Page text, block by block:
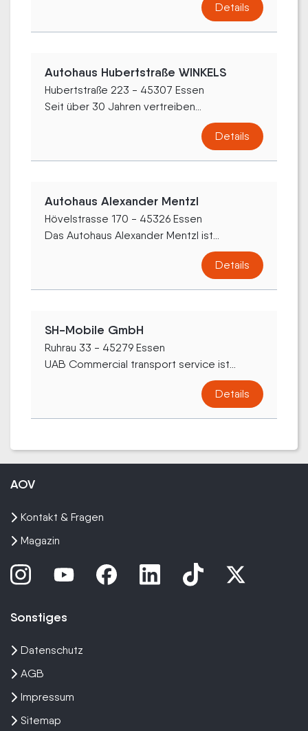
Details
Autohaus Hubertstraße WINKELS
Hubertstraße 223 - 45307 Essen
Seit über 30 Jahren vertreiben...
Details
Autohaus Alexander Mentzl
Hövelstrasse 170 - 45326 Essen
Das Autohaus Alexander Mentzl ist...
Details
SH-Mobile GmbH
Ruhrau 33 - 45279 Essen
UAB Commercial transport service ist...
Details
AOV
Kontakt & Fragen
Magazin
Sonstiges
Datenschutz
AGB
Impressum
Sitemap